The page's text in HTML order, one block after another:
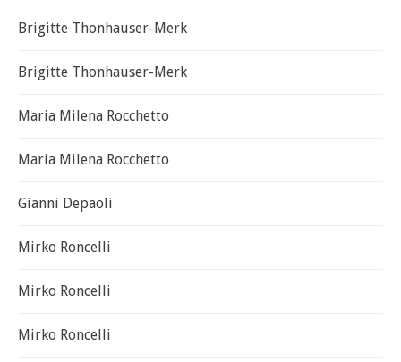
Brigitte Thonhauser-Merk
Brigitte Thonhauser-Merk
Maria Milena Rocchetto
Maria Milena Rocchetto
Gianni Depaoli
Mirko Roncelli
Mirko Roncelli
Mirko Roncelli